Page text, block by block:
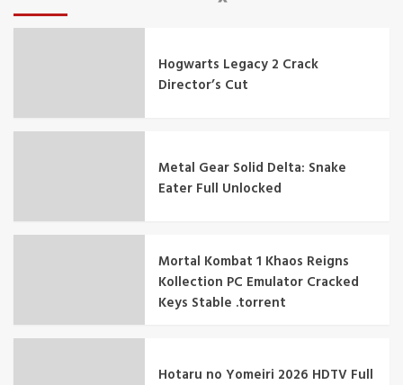
Hogwarts Legacy 2 Crack
Director’s Cut
Metal Gear Solid Delta: Snake
Eater Full Unlocked
Mortal Kombat 1 Khaos Reigns
Kollection PC Emulator Cracked
Keys Stable .torrent
Hotaru no Yomeiri 2026 HDTV Full